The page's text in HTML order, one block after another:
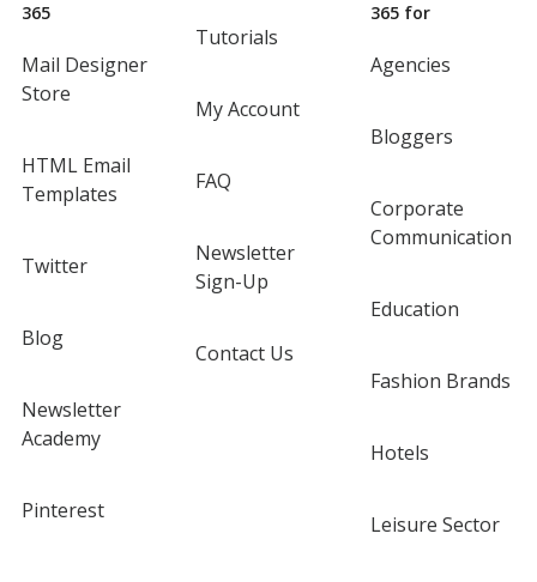
365
Mail Designer
Store
HTML Email
Templates
Twitter
Blog
Newsletter
Academy
Pinterest
Tutorials
My Account
FAQ
Newsletter
Sign-Up
Contact Us
365 for
Agencies
Bloggers
Corporate
Communication
Education
Fashion Brands
Hotels
Leisure Sector